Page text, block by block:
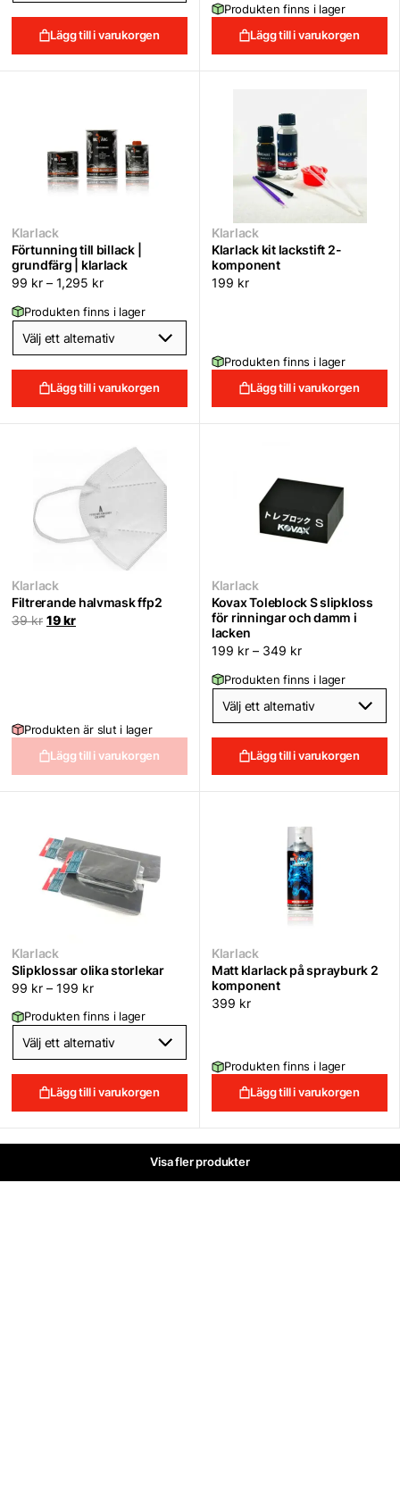
Lägg till i varukorgen
Produkten finns i lager
Lägg till i varukorgen
Klarlack
Förtunning till billack |
grundfärg | klarlack
99 kr – 1,295 kr
Produkten finns i lager
Lägg till i varukorgen
Klarlack
Klarlack kit lackstift 2-
komponent
199 kr
Produkten finns i lager
Lägg till i varukorgen
Klarlack
Filtrerande halvmask ffp2
39kr Det
19krDet
Produkten är slut i lager
Lägg till i varukorgen
Klarlack
Kovax Toleblock S slipkloss
för rinningar och damm i
lacken
199 kr – 349 kr
Produkten finns i lager
Lägg till i varukorgen
Klarlack
Slipklossar olika storlekar
99 kr – 199 kr
Produkten finns i lager
Lägg till i varukorgen
Klarlack
Matt klarlack på sprayburk 2
komponent
399 kr
Produkten finns i lager
Lägg till i varukorgen
Visa fler produkter